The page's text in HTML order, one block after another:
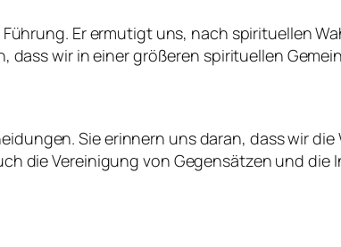
Er ermutigt uns, nach spirituellen
dass wir in einer größeren spirituellen
Sie erinnern uns daran, dass wir
die Vereinigung von Gegensätzen und